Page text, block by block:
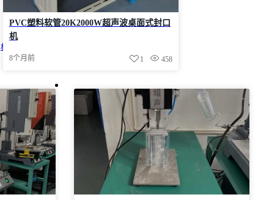
杯盖焊接
PVC塑料软管20K2000W超声波桌面式封口
机
8个月前 458
1